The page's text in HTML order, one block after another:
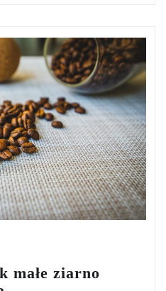
małe ziarno